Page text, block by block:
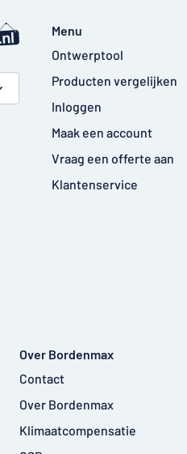
Menu
Ontwerptool
Producten vergelijken
Inloggen
Maak een account
Vraag een offerte aan
Klantenservice
Over Bordenmax
Contact
Over Bordenmax
Klimaatcompensatie